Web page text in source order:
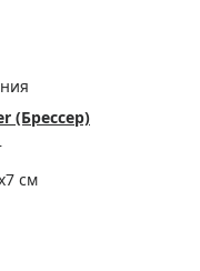
(Брессер)
см